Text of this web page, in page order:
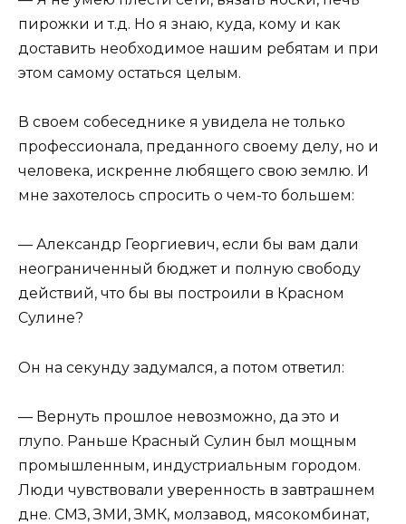
пирожки и т.д. Но я знаю, куда, кому и как
доставить необходимое нашим ребятам и при
этом самому остаться целым.
В своем собеседнике я увидела не только
профессионала, преданного своему делу, но и
человека, искренне любящего свою землю. И
мне захотелось спросить о чем-то большем:
— Александр Георгиевич, если бы вам дали
неограниченный бюджет и полную свободу
действий, что бы вы построили в Красном
Сулине?
Он на секунду задумался, а потом ответил:
— Вернуть прошлое невозможно, да это и
глупо. Раньше Красный Сулин был мощным
промышленным, индустриальным городом.
Люди чувствовали уверенность в завтрашнем
дне. СМЗ, ЗМИ, ЗМК, молзавод, мясокомбинат,